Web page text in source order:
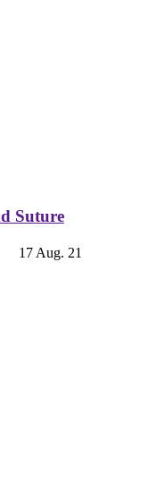
Suture
17 Aug. 21